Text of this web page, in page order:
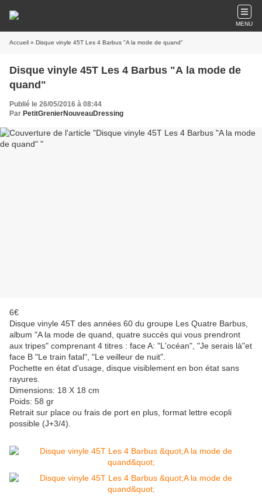
MENU
Accueil » Disque vinyle 45T Les 4 Barbus "A la mode de quand"
Disque vinyle 45T Les 4 Barbus "A la mode de
quand"
Publié le 26/05/2016 à 08:44
Par PetitGrenierNouveauDressing
6€
Disque vinyle 45T des années 60 du groupe Les Quatre Barbus,
album "A la mode de quand, quatre succès qui vous prendront
aux tripes" comprenant 4 titres : face A: "L'océan", "Je serais là"et
face B "Le train fatal", "Le veilleur de nuit".
Pochette en état d'usage, disque visiblement en bon état sans
rayures.
Dimensions: 18 X 18 cm
Poids: 58 gr
Retrait sur place ou frais de port en plus, format lettre ecopli
possible (J+3/4).